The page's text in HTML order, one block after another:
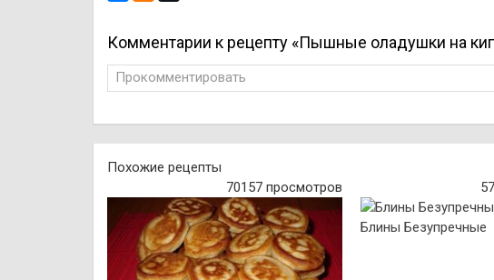
Комментарии к рецепту «Пышные оладушки на
Прокомментировать
Похожие рецепты
70157 просмотров
Блины Безупречные